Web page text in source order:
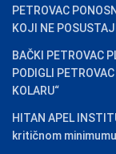
PETROVAC
KOJI NE
BAČKI PETROVAC
PODIGLI
KOLARU“
HITAN APEL
kritičnom